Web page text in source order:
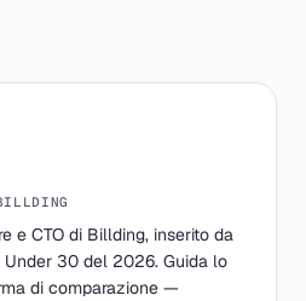
e CTO di Billding, inserito da
30 del 2026. Guida lo
di comparazione —